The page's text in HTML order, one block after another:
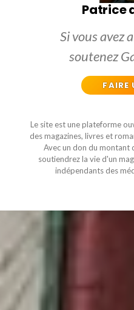
Patrice
Si vous avez
soutenez
FAIRE
Le site est une plateforme
des magazines, livres et
Avec un don du montant
soutiendrez la vie d'un
indépendants des